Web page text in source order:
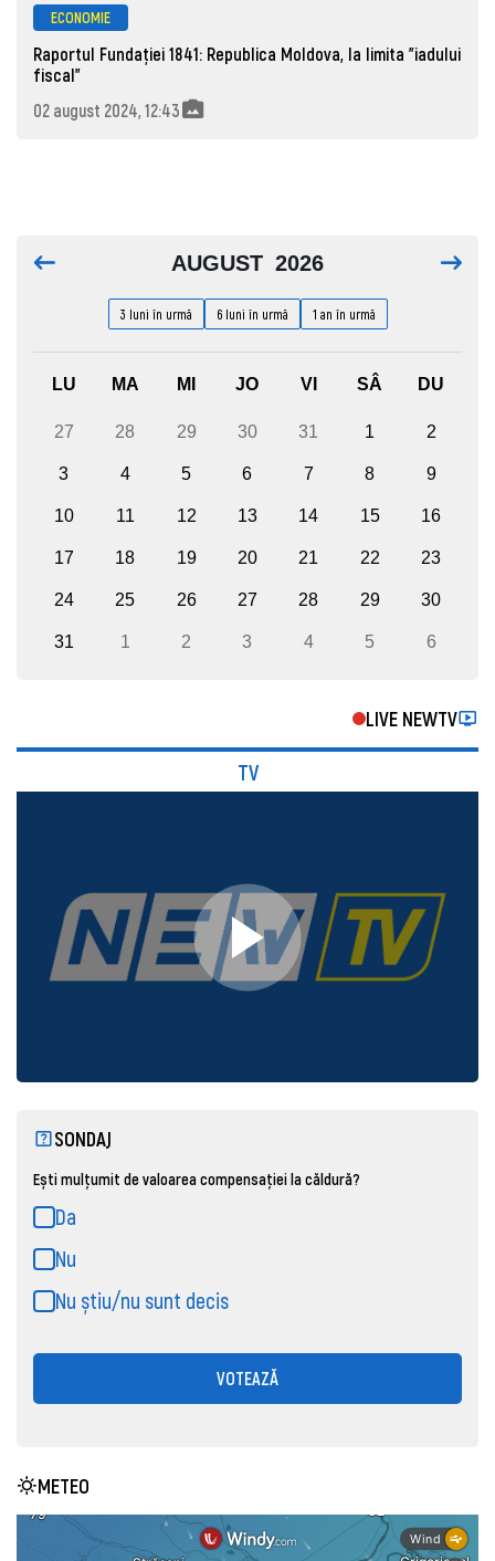
ECONOMIE
Raportul Fundației 1841: Republica Moldova, la limita ”iadului
fiscal”
02 august 2024, 12:43
AUGUST 2026
3 luni în urmă 6 luni în urmă 1 an în urmă
LU MA MI JO VI SÂ DU
27 28 29 30 31 1 2
3 4 5 6 7 8 9
10 11 12 13 14 15 16
17 18 19 20 21 22 23
24 25 26 27 28 29 30
31 1 2 3 4 5 6
LIVE NEWTV
TV
SONDAJ
Ești mulțumit de valoarea compensației la căldură?
Da
Nu
Nu știu/nu sunt decis
VOTEAZĂ
METEO